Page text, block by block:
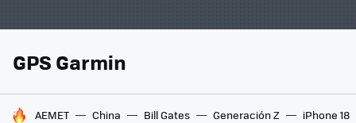
GPS Garmin
HOY SE HABLA DE
AEMET China Bill Gates Generación Z iPhone 18